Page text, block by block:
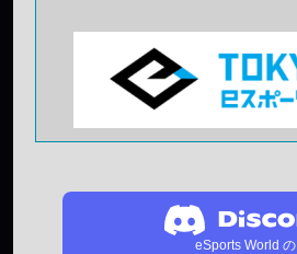
eSports World の